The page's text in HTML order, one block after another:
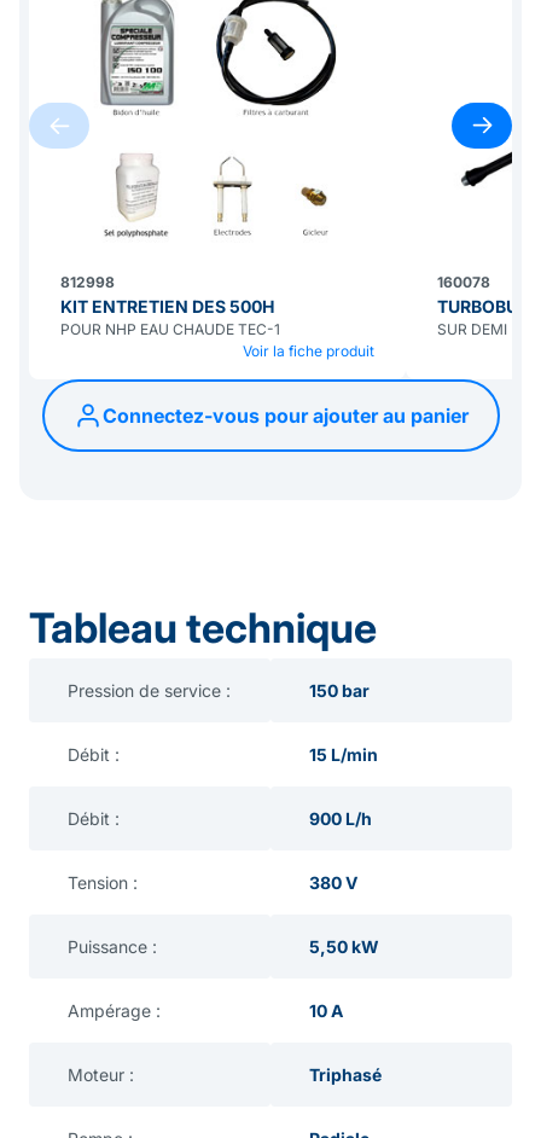
812998
KIT ENTRETIEN DES 500H
POUR NHP EAU CHAUDE TEC-1
Voir la fiche produit
160078
SUR DEMI
Connectez-vous pour ajouter au panier
Tableau technique
Pression de service : 150 bar
Débit : 15 L/min
Débit : 900 L/h
Tension : 380 V
Puissance : 5,50 kW
Ampérage : 10 A
Moteur : Triphasé